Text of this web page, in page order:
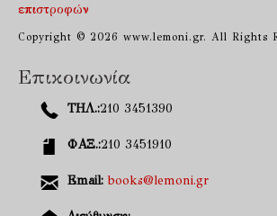
επιστροφών
Copyright © 2026 www.lemoni.gr. All Rights
Επικοινωνία
ΤΗΛ.:210 3451390
ΦΑΞ.:210 3451910
Email: books@lemoni.gr